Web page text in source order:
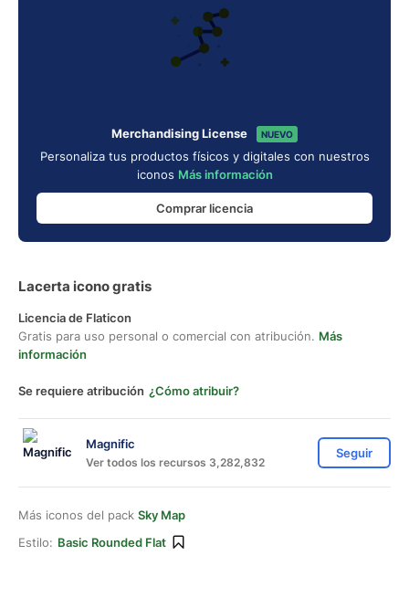
Merchandising License NUEVO
Personaliza tus productos físicos y digitales con nuestros
iconos Más información
Comprar licencia
Lacerta icono gratis
Licencia de Flaticon
Gratis para uso personal o comercial con atribución. Más
información
Se requiere atribución ¿Cómo atribuir?
Magnific
Ver todos los recursos 3,282,832
Seguir
Más iconos del pack Sky Map
Estilo: Basic Rounded Flat